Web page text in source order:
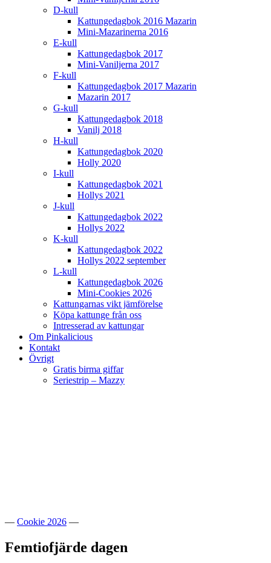
D-kull
Kattungedagbok 2016 Mazarin
Mini-Mazarinerna 2016
E-kull
Kattungedagbok 2017
Mini-Vaniljerna 2017
F-kull
Kattungedagbok 2017 Mazarin
Mazarin 2017
G-kull
Kattungedagbok 2018
Vanilj 2018
H-kull
Kattungedagbok 2020
Holly 2020
I-kull
Kattungedagbok 2021
Hollys 2021
J-kull
Kattungedagbok 2022
Hollys 2022
K-kull
Kattungedagbok 2022
Hollys 2022 september
L-kull
Kattungedagbok 2026
Mini-Cookies 2026
Kattungarnas vikt jämförelse
Köpa kattunge från oss
Intresserad av kattungar
Om Pinkalicious
Kontakt
Övrigt
Gratis birma giffar
Seriestrip – Mazzy
— Cookie 2026 —
Femtiofjärde dagen